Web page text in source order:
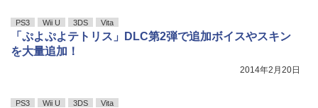
PS3 Wii U 3DS Vita
「ぷよぷよテトリス」DLC第2弾で追加ボイスやスキン
を大量追加！
2014年2月20日
PS3 Wii U 3DS Vita